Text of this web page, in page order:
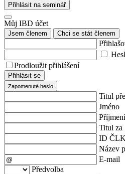
Přihlásit na seminář
Můj IBD účet
Jsem členem Chci se stát členem
Prodloužit přihlášení
Přihlásit se
Zapomenuté heslo
Titul
Jméno
Příjmení
Titul za
ID ČLK
Název
E-mail
Předvolba